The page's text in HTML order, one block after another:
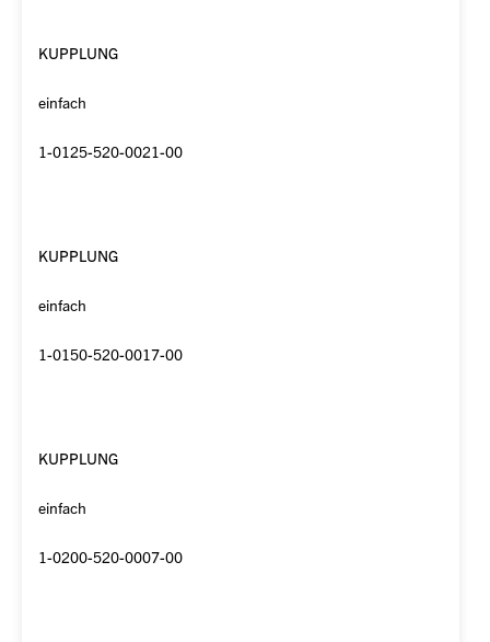
KUPPLUNG
einfach
1-0125-520-0021-00
KUPPLUNG
einfach
1-0150-520-0017-00
KUPPLUNG
einfach
1-0200-520-0007-00